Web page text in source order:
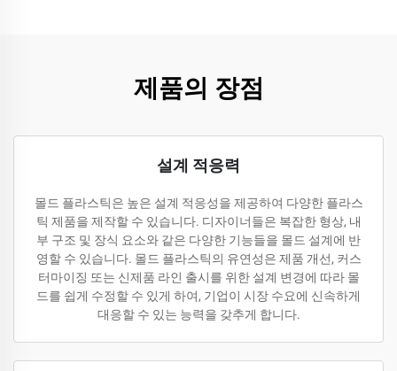
제품의 장점
설계 적응력
몰드 플라스틱은 높은 설계 적응성을 제공하여 다양한 플라스
틱 제품을 제작할 수 있습니다. 디자이너들은 복잡한 형상, 내
부 구조 및 장식 요소와 같은 다양한 기능들을 몰드 설계에 반
영할 수 있습니다. 몰드 플라스틱의 유연성은 제품 개선, 커스
터마이징 또는 신제품 라인 출시를 위한 설계 변경에 따라 몰
드를 쉽게 수정할 수 있게 하여, 기업이 시장 수요에 신속하게
대응할 수 있는 능력을 갖추게 합니다.